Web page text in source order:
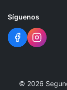
Síguenos
© 2026